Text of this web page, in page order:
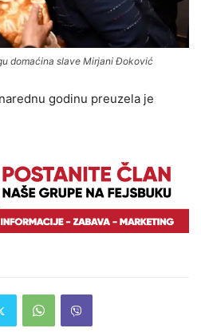
domaćina slave Mirjani Đoković
godinu preuzela je